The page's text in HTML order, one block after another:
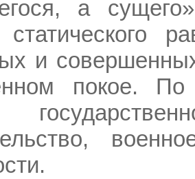
а
статического
и
покое. По